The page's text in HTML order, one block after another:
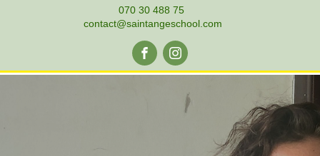
070 30 488 75
contact@saintangeschool.com